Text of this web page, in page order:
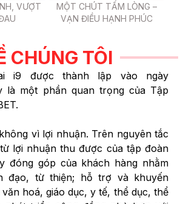
VƯỢT
MỘT CHÚT TẤM LÒNG –
VẠN ĐIỀU HẠNH PHÚC
CHÚNG TÔI
i9 được thành lập vào ngày
là một phần quan trọng của Tập
vì lợi nhuận. Trên nguyên tắc
lợi nhuận thu được của tập đoàn
đóng góp của khách hàng nhằm
đạo, từ thiện; hỗ trợ và khuyến
hoá, giáo dục, y tế, thể dục, thể